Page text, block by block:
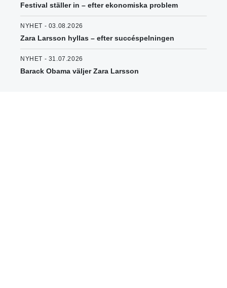
Festival ställer in – efter ekonomiska problem
NYHET - 03.08.2026
Zara Larsson hyllas – efter succéspelningen
NYHET - 31.07.2026
Barack Obama väljer Zara Larsson